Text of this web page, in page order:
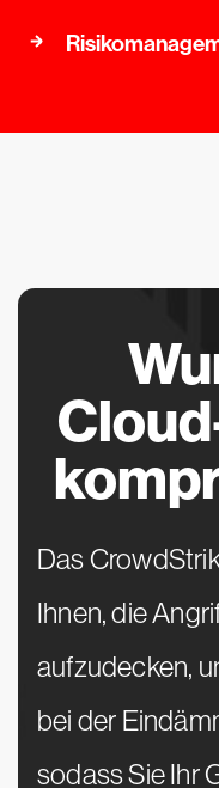
Das
Ihnen, die
aufzudecken,
bei der
sodass Sie Ihr